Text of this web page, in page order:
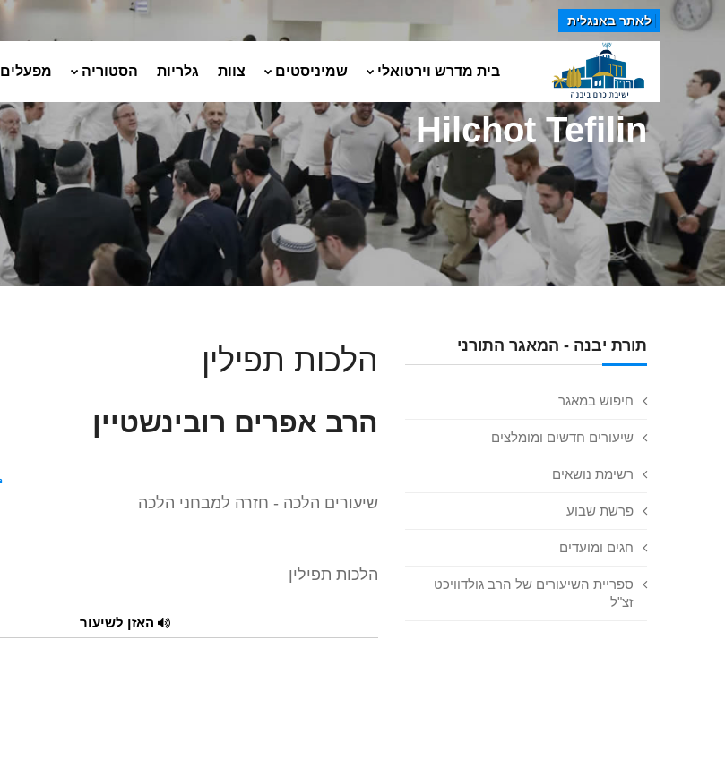
לאתר באנגלית
בית מדרש וירטואלי שמיניסטים צוות גלריות הסטוריה מפעלים
Hilchot Tefilin
תורת יבנה - המאגר התורני
חיפוש במאגר
שיעורים חדשים ומומלצים
רשימת נושאים
פרשת שבוע
חגים ומועדים
ספריית השיעורים של הרב גולדוויכט
זצ"ל
הלכות תפילין
הרב אפרים רובינשטיין
שיעורים הלכה - חזרה למבחני הלכה
הלכות תפילין
האזן לשיעור